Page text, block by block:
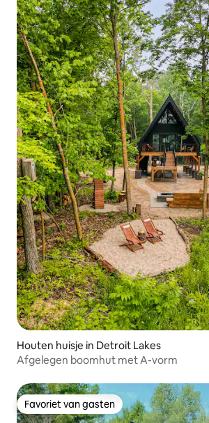
Houten huisje in Detroit Lakes
Afgelegen boomhut met A-vorm
Favoriet van gasten
Favoriet van gasten